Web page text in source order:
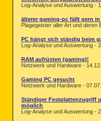
Log-Analyse und Auswertung -
älterer gaming-pc fällt gern
Plagegeister aller Art und deren
PC hängt sich ständig beim
Log-Analyse und Auswertung -
RAM aufrüsten (gaming)!
Netzwerk und Hardware -
Gaming PC gesucht
Netzwerk und Hardware -
Ständiger Festplattenzugriff
möglich
Log-Analyse und Auswertung -